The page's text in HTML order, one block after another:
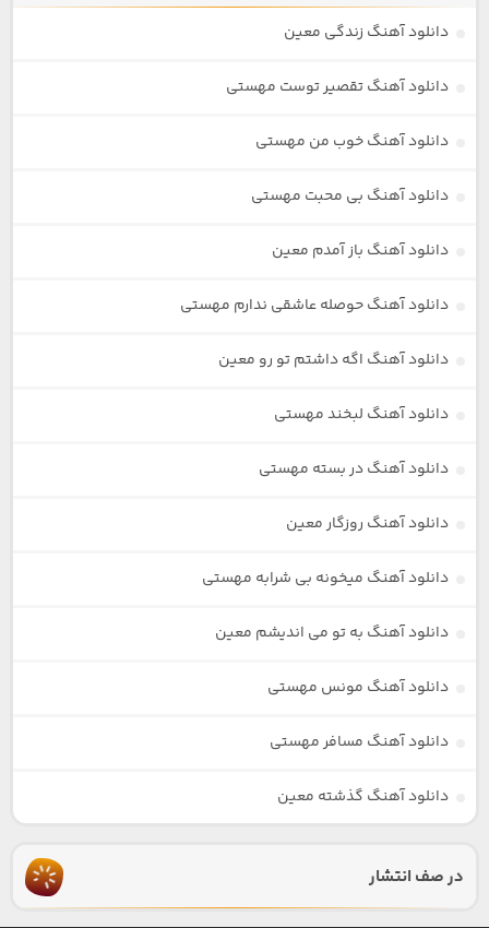
دانلود آهنگ زندگی معین
دانلود آهنگ تقصیر توست مهستی
دانلود آهنگ خوب من مهستی
دانلود آهنگ بی محبت مهستی
دانلود آهنگ باز آمدم معین
دانلود آهنگ حوصله عاشقی ندارم مهستی
دانلود آهنگ اگه داشتم تو رو معین
دانلود آهنگ لبخند مهستی
دانلود آهنگ در بسته مهستی
دانلود آهنگ روزگار معین
دانلود آهنگ میخونه بی شرابه مهستی
دانلود آهنگ به تو می اندیشم معین
دانلود آهنگ مونس مهستی
دانلود آهنگ مسافر مهستی
دانلود آهنگ گذشته معین
در صف انتشار